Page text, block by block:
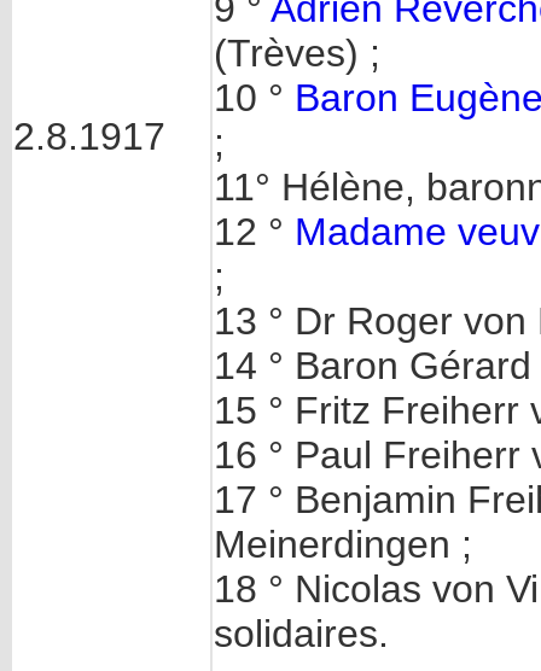
2.8.1917
(Trèves) ;
10 ° Baron
;
11° Hélène,
12 ° Madame
;
13 ° Dr Roger
14 ° Baron
15 ° Fritz Freiherr
16 ° Paul Freiherr
17 ° Benjamin
Meinerdingen ;
18 ° Nicolas von
solidaires.